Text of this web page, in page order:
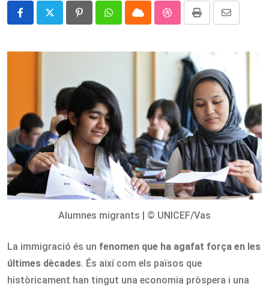
PinterestWhatsappCloud StumbleUpon
Print
Share
Email
Alumnes migrants | © UNICEF/Vas
La immigració és un fenomen que ha agafat força en les
últimes dècades. És així com els països que
històricament han tingut una economia pròspera i una